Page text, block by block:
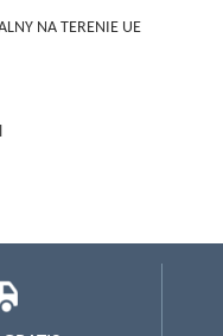
NA TERENIE UE